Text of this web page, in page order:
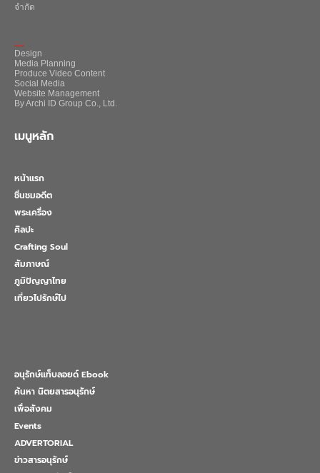
จำกัด
Design
Media Planning
Produce Video Content
Social Media
Website Management
By Archi ID Group Co., Ltd.
เมนูหลัก
หน้าแรก
ชื่นชมอดีต
พระเครื่อง
ศิลปะ
Crafting Soul
สัมภาษณ์
ภูมิปัญญาไทย
เที่ยวไปรักษ์ไป
อนุรักษ์แท็บลอยด์ Ebook
ค้นหา นิตยสารอนุรักษ์
เพื่อสังคม
Events
ADVERTORIAL
ข่าวสารอนุรักษ์